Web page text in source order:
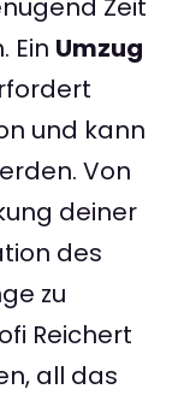
Zeit
Ein Umzug
und kann
Von
deiner
des
zu
Reichert
all das